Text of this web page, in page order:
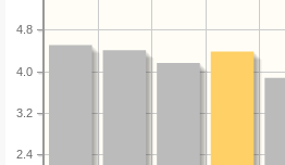
2.4
3.2
4.0
4.8